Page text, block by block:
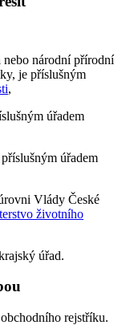
nebo národní přírodní
je příslušným
,
úřadem
úřadem
Vlády České
životního
úřad.
rejstříku.